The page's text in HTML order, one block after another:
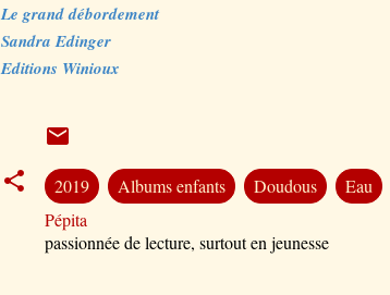
Le grand débordement
Sandra Edinger
Editions Winioux
2019 Albums enfants Doudous Eau
Pépita
passionnée de lecture, surtout en jeunesse